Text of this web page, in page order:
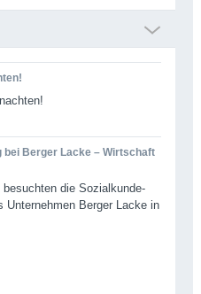
bei Berger Lacke – Wirtschaft
die Sozialkunde-
Unternehmen Berger Lacke in